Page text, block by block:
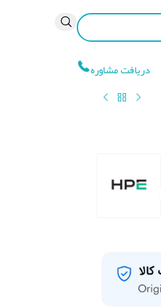
دریافت مشاوره